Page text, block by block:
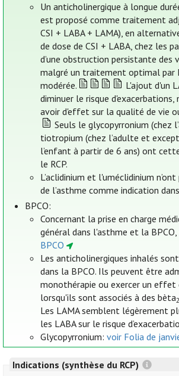
Un anticholinergique à longue
est proposé comme traitement
CSI + LABA + LAMA), en
de dose de CSI + LABA, chez les
d’une obstruction persistante des
malgré un traitement optimal par
modérée.
L'ajout d'un
diminuer le risque d'exacerbations,
avoir d'effet sur la qualité de vie
Seuls le glycopyrronium (chez
tiotropium (chez l’adulte et
l’enfant à partir de 6 ans) ont
le RCP.
L’aclidinium et l'uméclidinium
de l’asthme comme indication
BPCO:
Concernant la prise en charge
général dans l'asthme et la BPCO,
BPCO
Les anticholinergiques inhalés
dans la BPCO. Ils peuvent être
monothérapie ou exercer un effet
lorsqu'ils sont associés à des bèta2
Les LAMA semblent légèrement
les LABA sur le risque
Glycopyrronium:voir Folia de
Indications (synthèse du RCP)